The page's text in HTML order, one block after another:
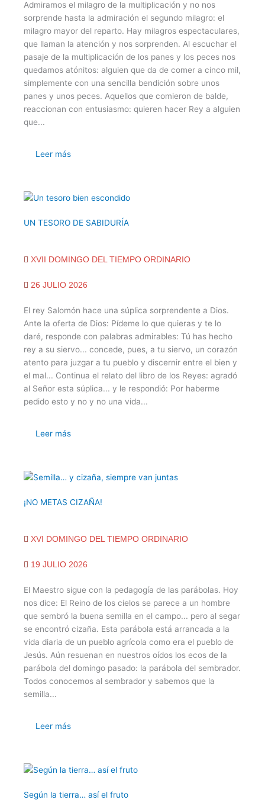
Admiramos el milagro de la multiplicación y no nos
sorprende hasta la admiración el segundo milagro: el
milagro mayor del reparto. Hay milagros espectaculares,
que llaman la atención y nos sorprenden. Al escuchar el
pasaje de la multiplicación de los panes y los peces nos
quedamos atónitos: alguien que da de comer a cinco mil,
simplemente con una sencilla bendición sobre unos
panes y unos peces. Aquellos que comieron de balde,
reaccionan con entusiasmo: quieren hacer Rey a alguien
que...
Leer más
UN TESORO DE SABIDURÍA
XVII DOMINGO DEL TIEMPO ORDINARIO
26 JULIO 2026
El rey Salomón hace una súplica sorprendente a Dios.
Ante la oferta de Dios: Pídeme lo que quieras y te lo
daré, responde con palabras admirables: Tú has hecho
rey a su siervo... concede, pues, a tu siervo, un corazón
atento para juzgar a tu pueblo y discernir entre el bien y
el mal... Continua el relato del libro de los Reyes: agradó
al Señor esta súplica... y le respondió: Por haberme
pedido esto y no y no una vida...
Leer más
¡NO METAS CIZAÑA!
XVI DOMINGO DEL TIEMPO ORDINARIO
19 JULIO 2026
El Maestro sigue con la pedagogía de las parábolas. Hoy
nos dice: El Reino de los cielos se parece a un hombre
que sembró la buena semilla en el campo... pero al segar
se encontró cizaña. Esta parábola está arrancada a la
vida diaria de un pueblo agrícola como era el pueblo de
Jesús. Aún resuenan en nuestros oídos los ecos de la
parábola del domingo pasado: la parábola del sembrador.
Todos conocemos al sembrador y sabemos que la
semilla...
Leer más
Según la tierra… así el fruto